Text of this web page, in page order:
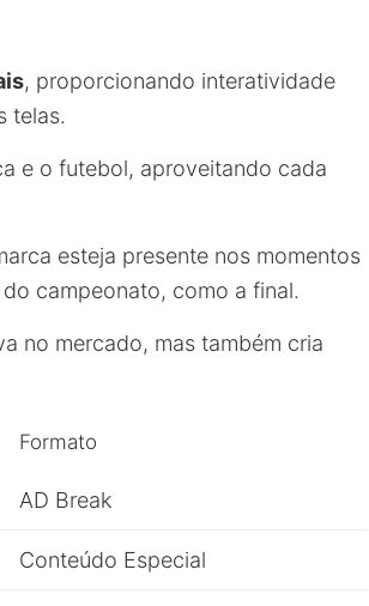
, proporcionando interatividade
telas.
e o futebol, aproveitando cada
esteja presente nos momentos
campeonato, como a final.
no mercado, mas também cria
Formato
AD Break
Conteúdo Especial